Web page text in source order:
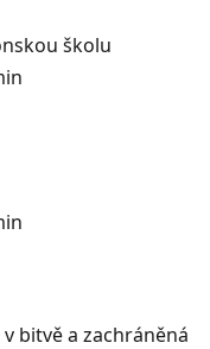
školu
bitvě a zachráněná